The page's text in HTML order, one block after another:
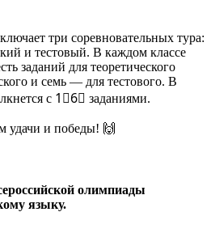
три соревновательных тура:
и тестовый. В каждом классе
заданий для теоретического
и семь — для тестового. В
с 1⃣6⃣ заданиями.
удачи и победы! 🙌
олимпиады
языку.